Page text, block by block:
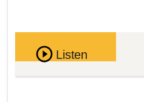
Pause
Listen